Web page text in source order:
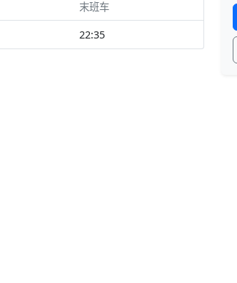
末班车
22:35